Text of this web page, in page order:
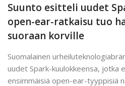
Suunto esitteli uudet
open-ear-ratkaisu tuo
suoraan korville
Suomalainen
uudet Spark-kuulokkeensa, jotka
ensimmäisiä open-ear-tyyppisiä